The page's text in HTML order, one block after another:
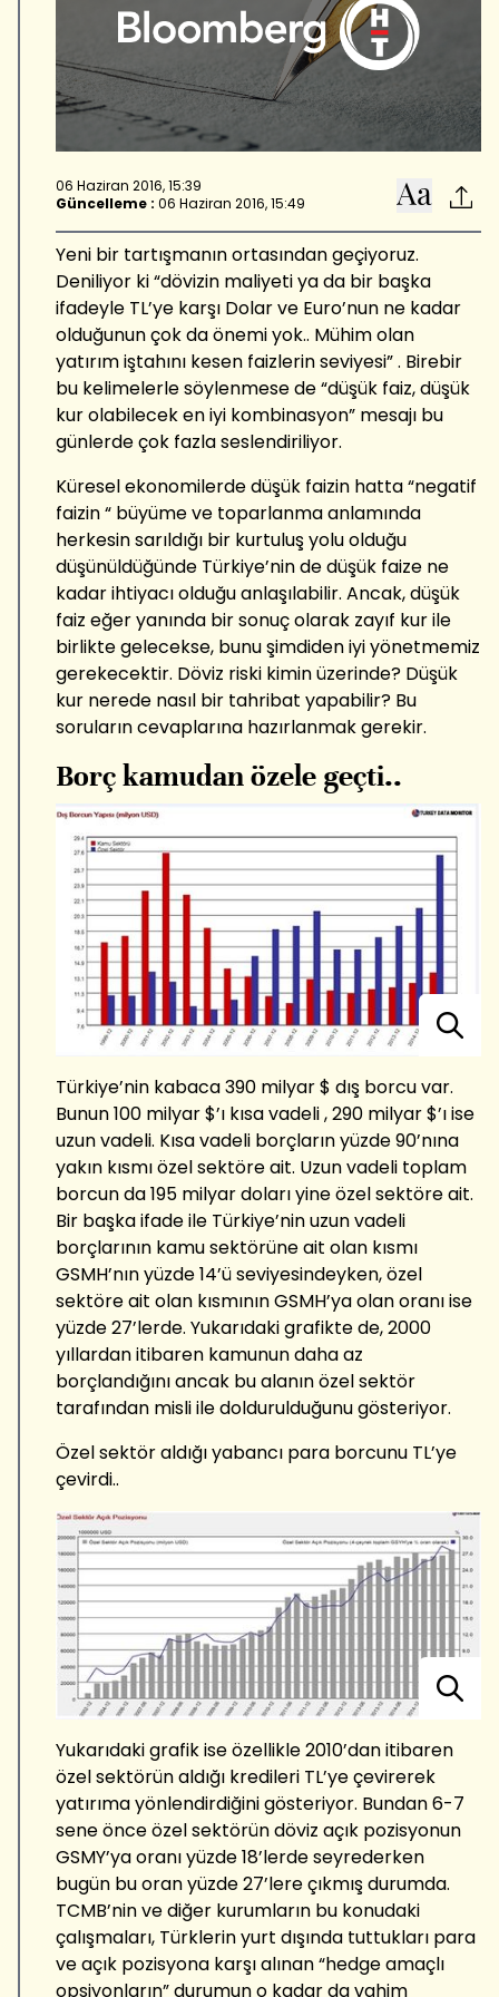
06 Haziran 2016, 15:39
Güncelleme : 06 Haziran 2016, 15:49
Yeni bir tartışmanın ortasından geçiyoruz.
Deniliyor ki “dövizin maliyeti ya da bir başka
ifadeyle TL’ye karşı Dolar ve Euro’nun ne kadar
olduğunun çok da önemi yok.. Mühim olan
yatırım iştahını kesen faizlerin seviyesi” . Birebir
bu kelimelerle söylenmese de “düşük faiz, düşük
kur olabilecek en iyi kombinasyon” mesajı bu
günlerde çok fazla seslendiriliyor.
Küresel ekonomilerde düşük faizin hatta “negatif
faizin “ büyüme ve toparlanma anlamında
herkesin sarıldığı bir kurtuluş yolu olduğu
düşünüldüğünde Türkiye’nin de düşük faize ne
kadar ihtiyacı olduğu anlaşılabilir. Ancak, düşük
faiz eğer yanında bir sonuç olarak zayıf kur ile
birlikte gelecekse, bunu şimdiden iyi yönetmemiz
gerekecektir. Döviz riski kimin üzerinde? Düşük
kur nerede nasıl bir tahribat yapabilir? Bu
soruların cevaplarına hazırlanmak gerekir.
Borç kamudan özele geçti..
Türkiye’nin kabaca 390 milyar $ dış borcu var.
Bunun 100 milyar $’ı kısa vadeli , 290 milyar $’ı ise
uzun vadeli. Kısa vadeli borçların yüzde 90’nına
yakın kısmı özel sektöre ait. Uzun vadeli toplam
borcun da 195 milyar doları yine özel sektöre ait.
Bir başka ifade ile Türkiye’nin uzun vadeli
borçlarının kamu sektörüne ait olan kısmı
GSMH’nın yüzde 14’ü seviyesindeyken, özel
sektöre ait olan kısmının GSMH’ya olan oranı ise
yüzde 27’lerde. Yukarıdaki grafikte de, 2000
yıllardan itibaren kamunun daha az
borçlandığını ancak bu alanın özel sektör
tarafından misli ile doldurulduğunu gösteriyor.
Özel sektör aldığı yabancı para borcunu TL’ye
çevirdi..
Yukarıdaki grafik ise özellikle 2010’dan itibaren
özel sektörün aldığı kredileri TL’ye çevirerek
yatırıma yönlendirdiğini gösteriyor. Bundan 6-7
sene önce özel sektörün döviz açık pozisyonun
GSMY’ya oranı yüzde 18’lerde seyrederken
bugün bu oran yüzde 27’lere çıkmış durumda.
TCMB’nin ve diğer kurumların bu konudaki
çalışmaları, Türklerin yurt dışında tuttukları para
ve açık pozisyona karşı alınan “hedge amaçlı
opsiyonların” durumun o kadar da vahim